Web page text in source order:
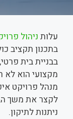
עלות ניהול
בתכנון תקציב
בבניית בית
מקצועי הוא לא
מנהל פרויקט
לקצר את משך
ניתנות לתיקון.